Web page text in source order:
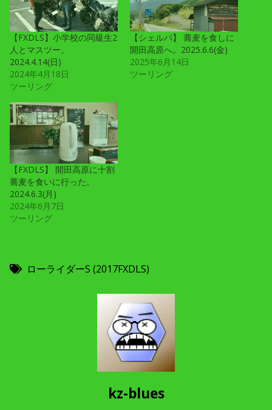
【FXDLS】小学校の同級生2
人とマスツー。
2024.4.14(日)
2024年4月18日
ツーリング
【シェルパ】 蕎麦を食しに
開田高原へ。2025.6.6(金)
2025年6月14日
ツーリング
【FXDLS】 開田高原に十割
蕎麦を食いに行った。
2024.6.3(月)
2024年6月7日
ツーリング
ローライダーS (2017FXDLS)
kz-blues